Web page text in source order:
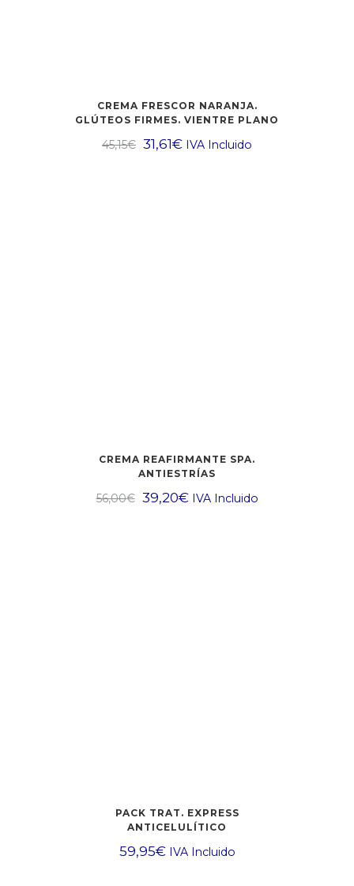
CREMA FRESCOR NARANJA.
GLÚTEOS FIRMES. VIENTRE PLANO
45,15€ 31,61€ IVA Incluido
CREMA REAFIRMANTE SPA.
ANTIESTRÍAS
56,00€ 39,20€ IVA Incluido
PACK TRAT. EXPRESS
ANTICELULÍTICO
59,95€ IVA Incluido